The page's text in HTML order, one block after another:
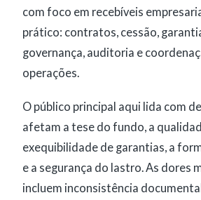
com foco em recebíveis
prático: contratos, cessão,
governança, auditoria e
operações.
O público principal aqui lida com
afetam a tese do fundo, a
exequibilidade de garantias, a
e a segurança do lastro. As dores
incluem inconsistência